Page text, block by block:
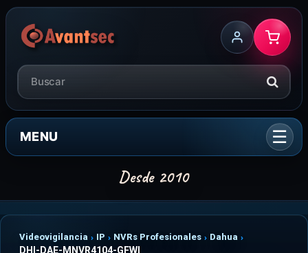
MENU
Videovigilancia IP NVRs Profesionales Dahua
DHI-DAE-MNVR4104-GFWI